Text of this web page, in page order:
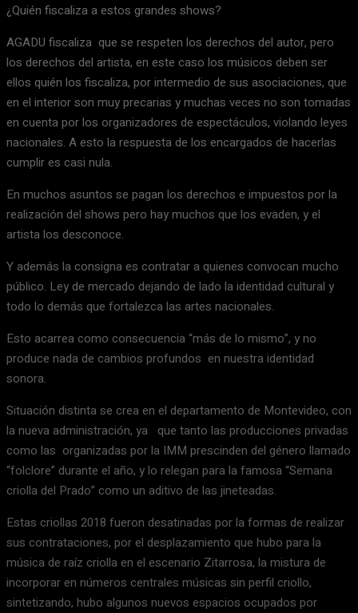
¿Quién fiscaliza a estos grandes shows?
AGADU fiscaliza que se respeten los derechos del autor, pero
los derechos del artista, en este caso los músicos deben ser
ellos quién los fiscaliza, por intermedio de sus asociaciones, que
en el interior son muy precarias y muchas veces no son tomadas
en cuenta por los organizadores de espectáculos, violando leyes
nacionales. A esto la respuesta de los encargados de hacerlas
cumplir es casi nula.
En muchos asuntos se pagan los derechos e impuestos por la
realización del shows pero hay muchos que los evaden, y el
artista los desconoce.
Y además la consigna es contratar a quienes convocan mucho
público. Ley de mercado dejando de lado la identidad cultural y
todo lo demás que fortalezca las artes nacionales.
Esto acarrea como consecuencia “más de lo mismo”, y no
produce nada de cambios profundos en nuestra identidad
sonora.
Situación distinta se crea en el departamento de Montevideo, con
la nueva administración, ya que tanto las producciones privadas
como las organizadas por la IMM prescinden del género llamado
“folclore” durante el año, y lo relegan para la famosa “Semana
criolla del Prado” como un aditivo de las jineteadas.
Estas criollas 2018 fueron desatinadas por la formas de realizar
sus contrataciones, por el desplazamiento que hubo para la
música de raíz criolla en el escenario Zitarrosa, la mistura de
incorporar en números centrales músicas sin perfil criollo,
sintetizando, hubo algunos nuevos espacios ocupados por